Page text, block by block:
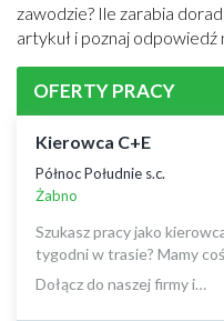
zawodzie? Ile zarabia
artykuł i poznaj odpowiedź
OFERTY PRACY
Kierowca C+E
Północ Południe s.c.
Żabno
Szukasz pracy jako
tygodni w trasie? Mamy
Dołącz do naszej firmy i…